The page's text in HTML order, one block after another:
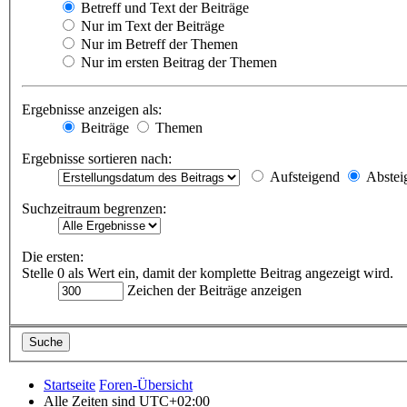
Betreff und Text der Beiträge
Nur im Text der Beiträge
Nur im Betreff der Themen
Nur im ersten Beitrag der Themen
Ergebnisse anzeigen als:
Beiträge
Themen
Ergebnisse sortieren nach:
Aufsteigend
Suchzeitraum begrenzen:
Die ersten:
Stelle 0 als Wert ein, damit der komplette Beitrag angezeigt wird.
Zeichen der Beiträge anzeigen
Startseite Foren-Übersicht
Alle Zeiten sind UTC+02:00